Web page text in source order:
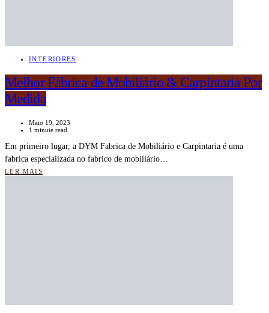
INTERIORES
Melhor Fábrica de Mobiliário & Carpintaria Por
Medida
Maio 19, 2023
1 minute read
Em primeiro lugar, a DYM Fabrica de Mobiliário e Carpintaria é uma
fabrica especializada no fabrico de mobiliário…
LER MAIS